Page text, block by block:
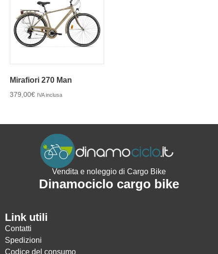
Mirafiori 270 Man
379,00€ IVA inclusa
Vendita e noleggio di Cargo Bike
Dinamociclo cargo bike
Link utili
Contatti
Spedizioni
Codice del consumo